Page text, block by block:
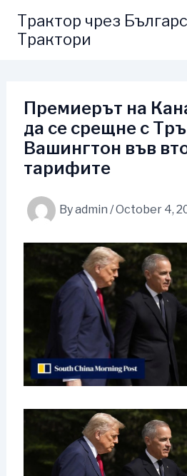
content
Трактор чрез
Трактори
Премиерът на
да се срещне с
Вашингтон във
тарифите
Byadmin /October 4,